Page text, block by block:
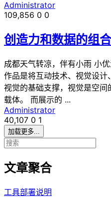
Administrator
109,856 0 0
创造力和数据的组合
成都天气转凉，伴有小雨 小
作品是将互动技术、视觉设
视觉的基础支撑，视觉是空
载体。 而展示的 ...
Administrator
40,107 0 1
加载更多...
文章聚合
工具部署说明